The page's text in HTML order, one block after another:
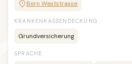
Bern Weststrasse
KRANKENKASSENDECKUNG
Grundversicherung
SPRACHE